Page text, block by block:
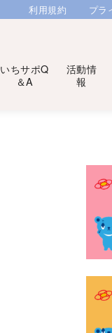
利用規約 プラ
いちサポQ
＆A
活動情
報